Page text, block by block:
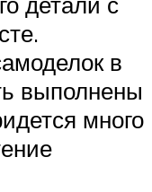
в
выполнены
много